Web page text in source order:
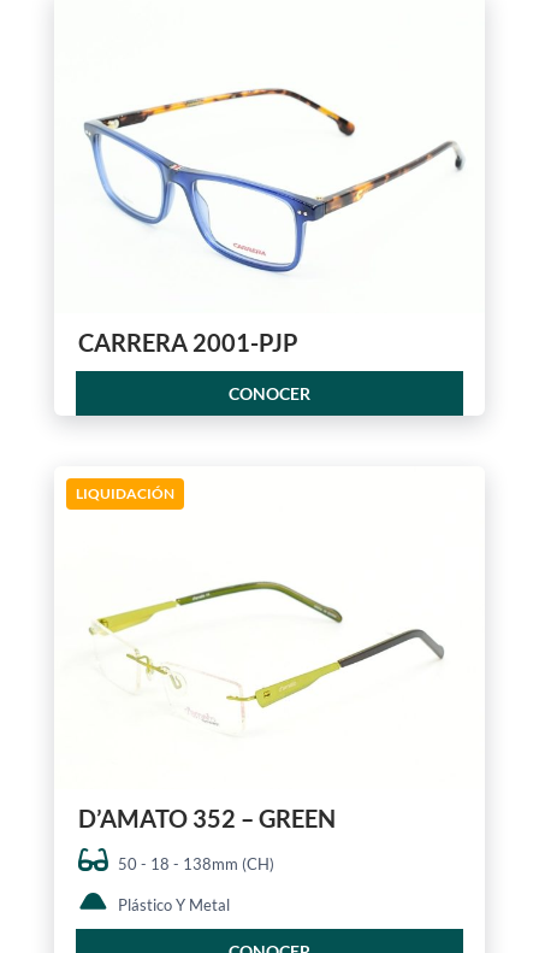
CARRERA 2001-PJP
CONOCER
LIQUIDACIÓN
D’AMATO 352 – GREEN
50 - 18 - 138mm (CH)
Plástico Y Metal